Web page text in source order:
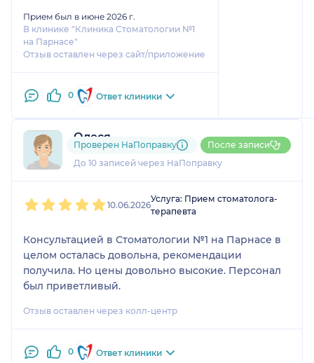
Прием был в июне 2026 г.
В клинике "Клиника Стоматологии №1
на Парнасе"
Отзыв оставлен через сайт/приложение
0 Ответ клиники
Олеся
1 отзыв
До 10 записей через НаПоправку
Проверен НаПоправку После записи
10.06.2026
Услуга: Прием стоматолога-
терапевта
Консультацией в Стоматологии №1 на Парнасе в
целом осталась довольна, рекомендации
получила. Но цены довольно высокие. Персонал
был приветливый.
Отзыв оставлен через колл-центр
0 Ответ клиники